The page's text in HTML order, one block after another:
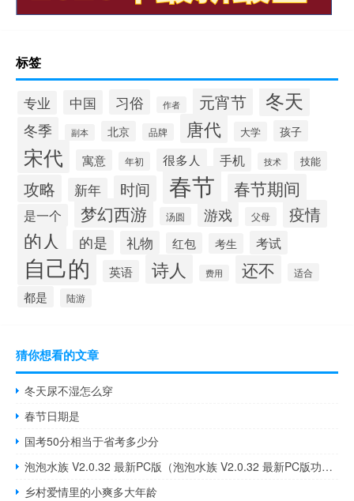
标签
专业 中国 习俗 作者 元宵节 冬天
冬季 副本 北京 品牌 唐代 大学 孩子
宋代 寓意 年初 很多人 手机 技术 技能
攻略 新年 时间 春节 春节期间
是一个 梦幻西游 汤圆 游戏 父母 疫情
的人 的是 礼物 红包 考生 考试
自己的 英语 诗人 费用 还不 适合
都是 陆游
猜你想看的文章
冬天尿不湿怎么穿
春节日期是
国考50分相当于省考多少分
泡泡水族 V2.0.32 最新PC版（泡泡水族 V2.0.32 最新PC版功能简介）
乡村爱情里的小爽多大年龄